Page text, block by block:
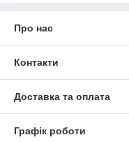
Про нас
Контакти
Доставка та оплата
Графік роботи